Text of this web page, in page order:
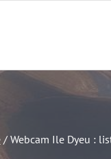
/ Webcam Ile Dyeu :